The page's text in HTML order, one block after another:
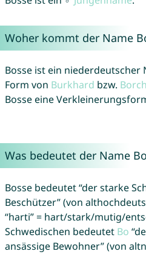
Woher kommt der Name
Bosse ist ein
Form von Burkhard bzw.
Bosse eine
Was bedeutet der Name
Bosse bedeutet “der starke
Beschützer” (von
“harti” = hart/stark/mutig/
Schwedischen bedeutet Bo
ansässige Bewohner” (von